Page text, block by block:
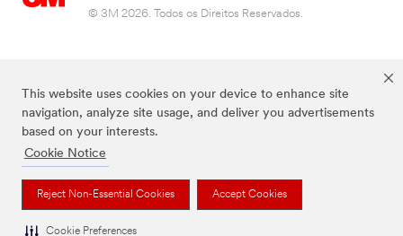
This website uses cookies on your device to enhance site
navigation, analyze site usage, and deliver you advertisements
based on your interests.
Cookie Notice
Reject Non-Essential Cookies Accept Cookies
Cookie Preferences
© 3M 2026. Todos os Direitos Reservados.
As marcas listadas a cima são marcas comerciais da 3M.